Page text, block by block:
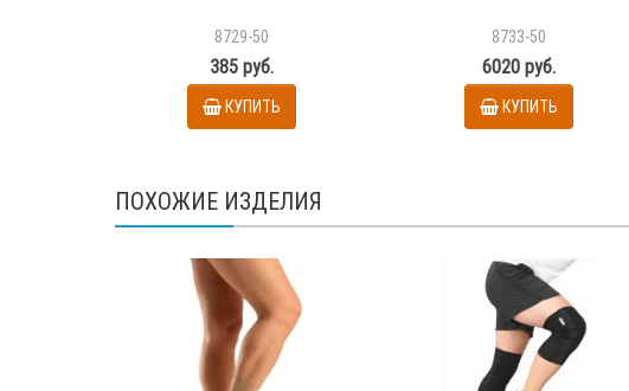
8729-50
385 руб.
КУПИТЬ
8733-50
6020 руб.
КУПИТЬ
ПОХОЖИЕ ИЗДЕЛИЯ